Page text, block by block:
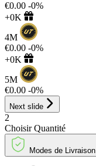
€0.00 -0%
+0K
4M
€0.00 -0%
+0K
5M
€0.00 -0%
Next slide
2
ChoisirQuantité
Modes de Livraison